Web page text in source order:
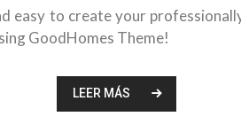
easy to create your
GoodHomes Theme!
LEER MÁS